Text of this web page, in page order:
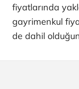
fiyatlarında
gayrimenkul
de dahil